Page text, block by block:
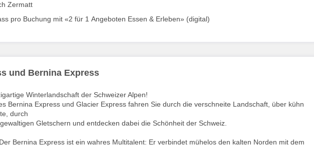
Zermatt
pro Buchung mit «2 für 1 Angeboten Essen & Erleben» (digital)
und Bernina Express
Winterlandschaft der Schweizer Alpen!
Bernina Express und Glacier Express fahren Sie durch die verschneite Landschaft, über kühn
durch
Gletschern und entdecken dabei die Schönheit der Schweiz.
Bernina Express ist ein wahres Multitalent: Er verbindet mühelos den kalten Norden mit dem